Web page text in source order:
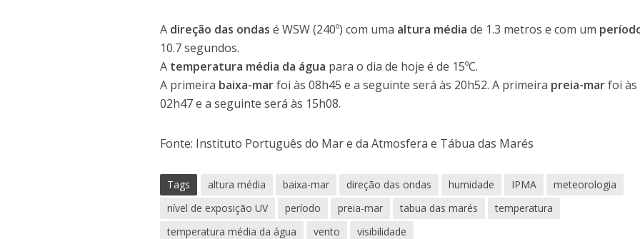
A direção das ondas é WSW (240º) com uma altura média de 1.3 metros e com um
10.7 segundos.
A temperatura média da água para o dia de hoje é de 15ºC.
A primeira baixa-marfoi às 08h45 e a seguinte será às 20h52. A primeira preia-marfoi às
02h47 e a seguinte será às 15h08.
Fonte: Instituto Português do Mar e da Atmosfera e Tábua das Marés
Tags altura média baixa-mar direção das ondas humidade IPMA
meteorologia
nível de exposição UV
período preia-mar tabua das marés
temperatura
temperatura média da água
vento visibilidade